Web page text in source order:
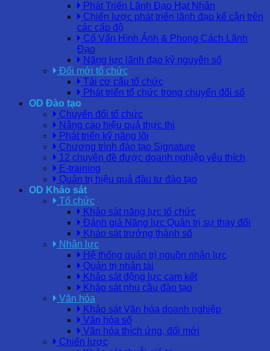
Phát Triển Lãnh Đạo Hạt Nhân
Chiến lược phát triển lãnh đạo kế cận trên
các cấp độ
Cố Vấn Hình Ảnh & Phong Cách Lãnh
Đạo
Năng lực lãnh đạo kỷ nguyên số
Đổi mới tổ chức
Tái cơ cấu tổ chức
Phát triển tổ chức trong chuyển đổi số
OD Đào tạo
Chuyển đổi tổ chức
Nâng cao hiệu quả thực thi
Phát triển kỹ năng lõi
Chương trình đào tạo Signature
12 chuyên đề được doanh nghiệp yêu thích
E-training
Quản trị hiệu quả đầu tư đào tạo
OD Khảo sát
Tổ chức
Khảo sát năng lực tổ chức
Đánh giá Năng lực Quản trị sự thay đổi
Khảo sát trưởng thành số
Nhân lực
Hệ thống quản trị nguồn nhân lực
Quản trị nhân tài
Khảo sát động lực cam kết
Khảo sát nhu cầu đào tạo
Văn hóa
Khảo sát Văn hóa doanh nghiệp
Văn hóa số
Văn hóa thích ứng, đổi mới
Chiến lược